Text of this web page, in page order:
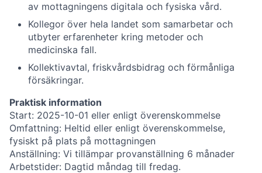
av mottagningens digitala och fysiska vård.
Kollegor över hela landet som samarbetar och
utbyter erfarenheter kring metoder och
medicinska fall.
Kollektivavtal, friskvårdsbidrag och förmånliga
försäkringar.
Praktisk information
Start: 2025-10-01 eller enligt överenskommelse
Omfattning: Heltid eller enligt överenskommelse,
fysiskt på plats på mottagningen
Anställning: Vi tillämpar provanställning 6 månader
Arbetstider: Dagtid måndag till fredag.